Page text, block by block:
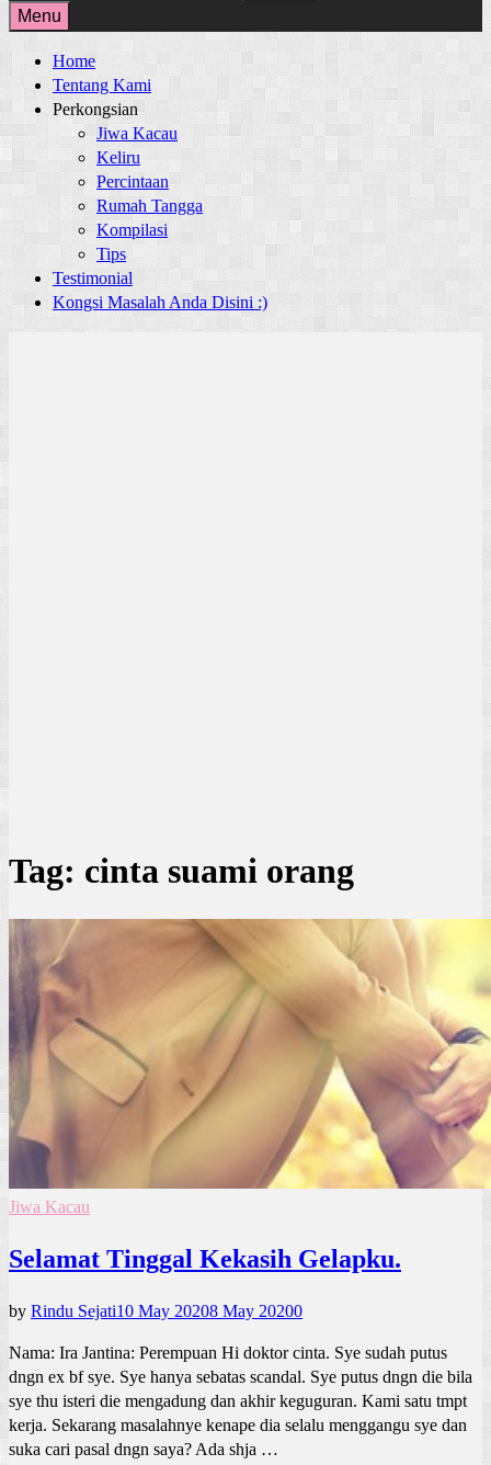
for:
Menu
Home
Tentang Kami
Perkongsian
Jiwa Kacau
Keliru
Percintaan
Rumah Tangga
Kompilasi
Tips
Testimonial
Kongsi Masalah Anda Disini :)
Tag: cinta suami orang
Jiwa Kacau
Selamat Tinggal Kekasih Gelapku.
by Rindu Sejati10 May 20208 May 20200
Nama: Ira Jantina: Perempuan Hi doktor cinta. Sye sudah putus
dngn ex bf sye. Sye hanya sebatas scandal. Sye putus dngn die bila
sye thu isteri die mengadung dan akhir keguguran. Kami satu tmpt
kerja. Sekarang masalahnye kenape dia selalu menggangu sye dan
suka cari pasal dngn saya? Ada shja …